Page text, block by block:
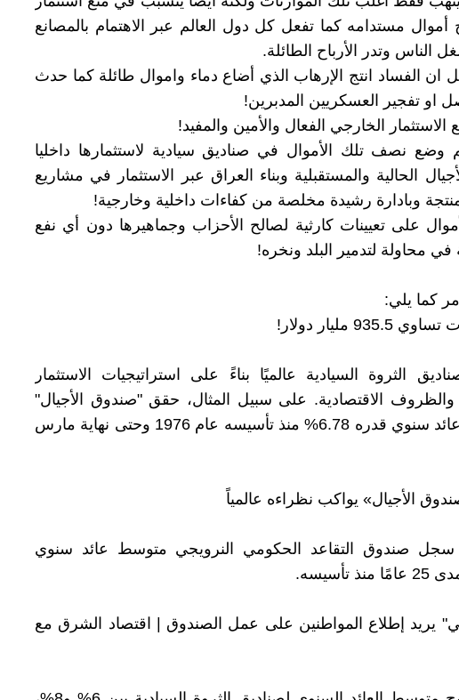
أموال مستدامه كما تفعل كل دول العالم عبر الاهتمام بالمصانع
الناس وتدر الأرباح الطائلة.
الفساد انتج الإرهاب الذي أضاع دماء واموال طائلة كما حدث
او تفجير العسكريين المدبرين!
الخارجي الفعال والأمين والمفيد!
وضع نصف تلك الأموال في صناديق سيادية لاستثمارها داخليا
الحالية والمستقبلية وبناء العراق عبر الاستثمار في مشاريع
وبادارة رشيدة مخلصة من كفاءات داخلية وخارجية!
على تعيينات كارثية لصالح الأحزاب وجماهيرها دون أي نفع
في محاولة لتدمير البلد ونخره!
كما يلي:
مليار دولار!
الثروة السيادية عالميًا بناءً على استراتيجيات الاستثمار
والظروف الاقتصادية. على سبيل المثال، حقق "صندوق الأجيال"
الكويتي متوسط عائد سنوي قدره 6.78% منذ تأسيسه عام 1976 وحتى نهاية مارس
الأجيال» يواكب نظراءه عالمياً
صندوق التقاعد الحكومي النرويجي متوسط عائد سنوي
يريد إطلاع المواطنين على عمل الصندوق | اقتصاد الشرق مع